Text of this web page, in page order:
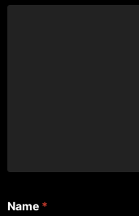
Name *